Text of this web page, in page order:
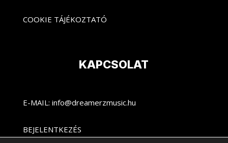
COOKIE TÁJÉKOZTATÓ
KAPCSOLAT
E-MAIL: info@dreamerzmusic.hu
BEJELENTKEZÉS